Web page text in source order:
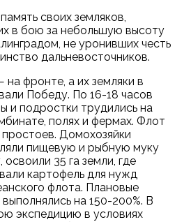
своих земляков,
в бою за небольшую высоту
не уронивших честь
дальневосточников.
фронте, а их земляки в
Победу. По 16-18 часов
и подростки трудились на
полях и фермах. Флот
Домохозяйки
пищевую и рыбную муку
освоили 35 га земли, где
картофель для нужд
флота. Плановые
выполнялись на 150-200%. В
экспедицию в условиях